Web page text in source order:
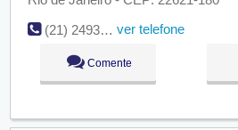
(21) 2493-9116
ver telefone
Comente